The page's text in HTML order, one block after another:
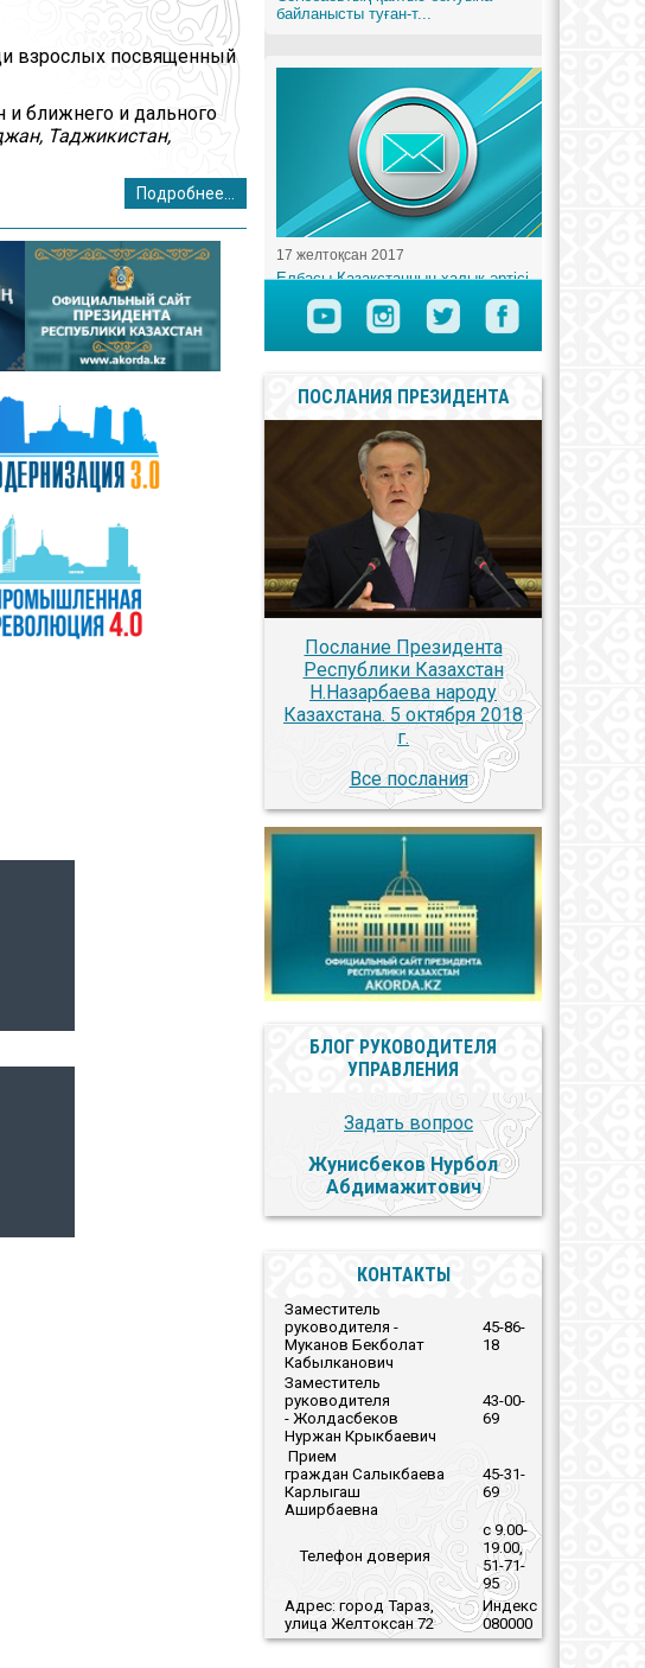
взрослых посвященный
и ближнего и дального
Таджикистан,
Подробнее...
ПОСЛАНИЯ ПРЕЗИДЕНТА
Послание Президента
Республики Казахстан
Н.Назарбаева народу
Казахстана. 5 октября 2018
г.
Все послания
БЛОГ РУКОВОДИТЕЛЯ
УПРАВЛЕНИЯ
Задать вопрос
Жунисбеков Нурбол
Абдимажитович
КОНТАКТЫ
Заместитель
руководителя -
Муканов Бекболат
Кабылканович
45-86-
18
Заместитель
руководителя
- Жолдасбеков
Нуржан Крыкбаевич
43-00-
69
Прием
граждан Салыкбаева
Карлыгаш
Аширбаевна
45-31-
69
Телефон доверия
с 9.00-
19.00,
51-71-
95
Адрес: город Тараз,
улица Желтоксан 72
Индекс
080000